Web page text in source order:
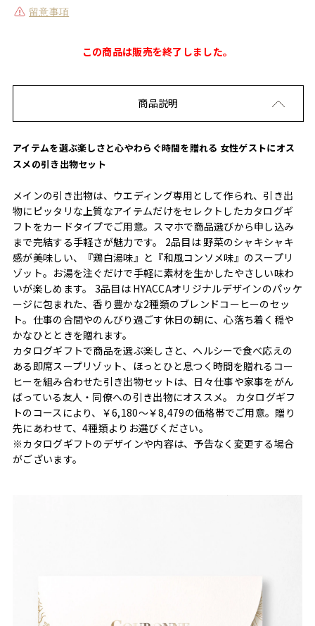
留意事項
この商品は販売を終了しました。
商品説明
アイテムを選ぶ楽しさと心やわらぐ時間を贈れる 女性ゲストにオス
スメの引き出物セット
メインの引き出物は、ウエディング専用として作られ、引き出
物にピッタリな上質なアイテムだけをセレクトしたカタログギ
フトをカードタイプでご用意。スマホで商品選びから申し込み
まで完結する手軽さが魅力です。 2品目は 野菜のシャキシャキ
感が美味しい、『鶏白湯味』と『和風コンソメ味』のスープリ
ゾット。お湯を注ぐだけで手軽に素材を生かしたやさしい味わ
いが楽しめます。 3品目は HYACCAオリジナルデザインのパッケ
ージに包まれた、香り豊かな2種類のブレンドコーヒーのセッ
ト。仕事の合間やのんびり過ごす休日の朝に、心落ち着く穏や
かなひとときを贈れます。
カタログギフトで商品を選ぶ楽しさと、ヘルシーで食べ応えの
ある即席スープリゾット、ほっとひと息つく時間を贈れるコー
ヒーを組み合わせた引き出物セットは、日々仕事や家事をがん
ばっている友人・同僚への引き出物にオススメ。 カタログギフ
トのコースにより、￥6,180～￥8,479の価格帯でご用意。贈り
先にあわせて、4種類よりお選びください。
※カタログギフトのデザインや内容は、予告なく変更する場合
がございます。